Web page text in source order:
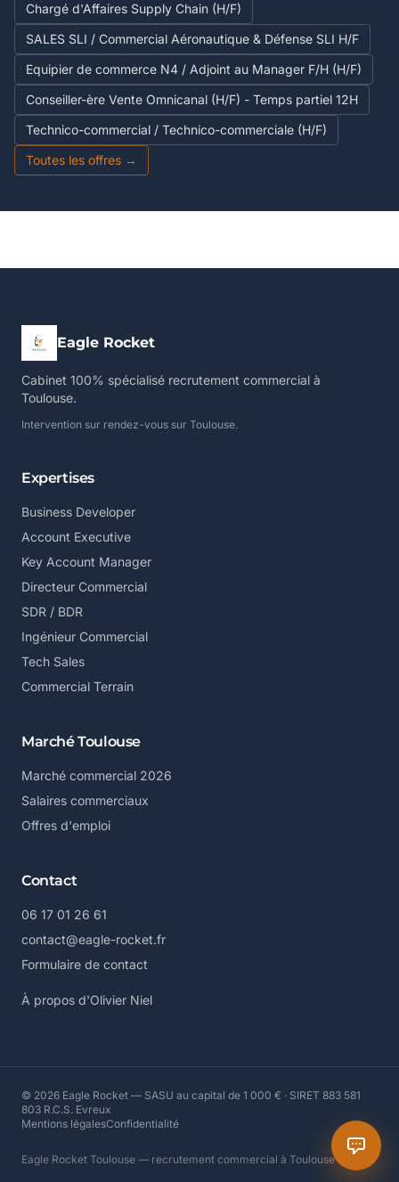
Chargé d'Affaires Supply Chain (H/F)
SALES SLI / Commercial Aéronautique & Défense SLI H/F
Equipier de commerce N4 / Adjoint au Manager F/H (H/F)
Conseiller-ère Vente Omnicanal (H/F) - Temps partiel 12H
Technico-commercial / Technico-commerciale (H/F)
Toutes les offres →
Eagle Rocket
Cabinet 100% spécialisé recrutement commercial à
Toulouse.
Intervention sur rendez-vous sur Toulouse.
Expertises
Business Developer
Account Executive
Key Account Manager
Directeur Commercial
SDR / BDR
Ingénieur Commercial
Tech Sales
Commercial Terrain
Marché Toulouse
Marché commercial 2026
Salaires commerciaux
Offres d'emploi
Contact
06 17 01 26 61
contact@eagle-rocket.fr
Formulaire de contact
À propos d'Olivier Niel
© 2026 Eagle Rocket — SASU au capital de 1 000 € · SIRET 883 581
803 R.C.S. Evreux
Mentions légalesConfidentialité
Eagle Rocket Toulouse — recrutement commercial à Toulouse